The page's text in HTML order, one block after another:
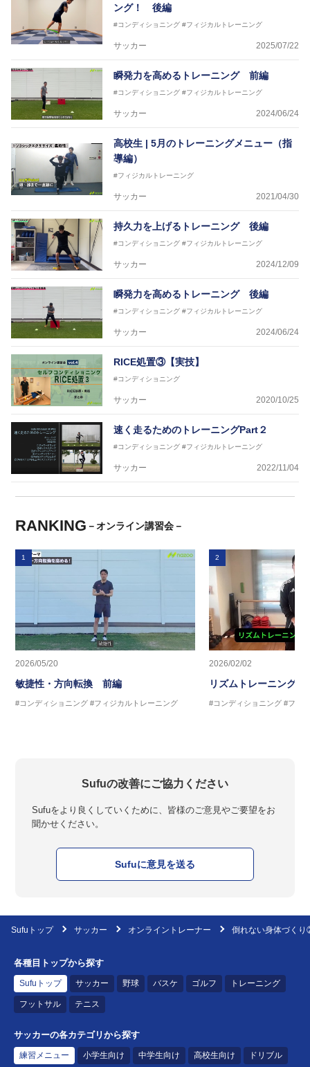
ング！ 後編
#コンディショニング #フィジカルトレーニング
サッカー 2025/07/22
瞬発力を高めるトレーニング 前編
#コンディショニング #フィジカルトレーニング
サッカー 2024/06/24
高校生 | 5月のトレーニングメニュー（指
導編）
#フィジカルトレーニング
サッカー 2021/04/30
持久力を上げるトレーニング 後編
#コンディショニング #フィジカルトレーニング
サッカー 2024/12/09
瞬発力を高めるトレーニング 後編
#コンディショニング #フィジカルトレーニング
サッカー 2024/06/24
RICE処置③【実技】
#コンディショニング
サッカー 2020/10/25
速く走るためのトレーニングPart２
#コンディショニング #フィジカルトレーニング
サッカー 2022/11/04
RANKING －オンライン講習会－
1
2026/05/20
敏捷性・方向転換 前編
#コンディショニング #フィジカルトレーニング
2
2026/02/02
リズムトレーニング
#コンディショニング #フィ
Sufuの改善にご協力ください
Sufuをより良くしていくために、皆様のご意見やご要望をお
聞かせください。
Sufuに意見を送る
Sufuトップ サッカー オンライントレーナー 倒れない身体づく
各種目トップから探す
Sufuトップ サッカー 野球 バスケ ゴルフ トレーニング
フットサル テニス
サッカーの各カテゴリから探す
練習メニュー 小学生向け 中学生向け 高校生向け ドリブル